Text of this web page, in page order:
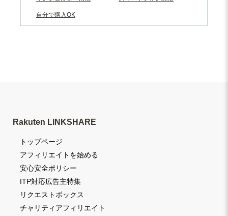
自分で購入OK
Rakuten LINKSHARE
トップページ
アフィリエイトを始める
安心安全ポリシー
ITP対応広告主特集
リクエストボックス
チャリティアフィリエイト